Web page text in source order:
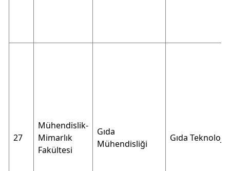
27
Mühendislik-
Mimarlık
Fakültesi
Gıda
Mühendisliği
Gıda